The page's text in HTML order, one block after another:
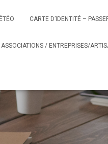
CARTE D’IDENTITÉ –
/ ENTREPRISES/